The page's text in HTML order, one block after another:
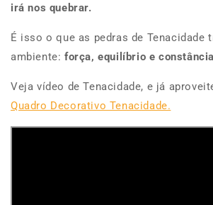
irá nos quebrar.
É isso o que as pedras de Tenacidade
ambiente: força, equilíbrio e
Veja vídeo de Tenacidade, e já
Quadro Decorativo Tenacidade.